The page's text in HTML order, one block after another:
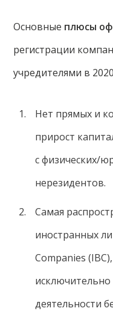
Основные плюсы
регистрации
учредителями в
Нет прямых и
прирост
с физических/
нерезидентов.
Самая
иностранных
Companies
деятельности